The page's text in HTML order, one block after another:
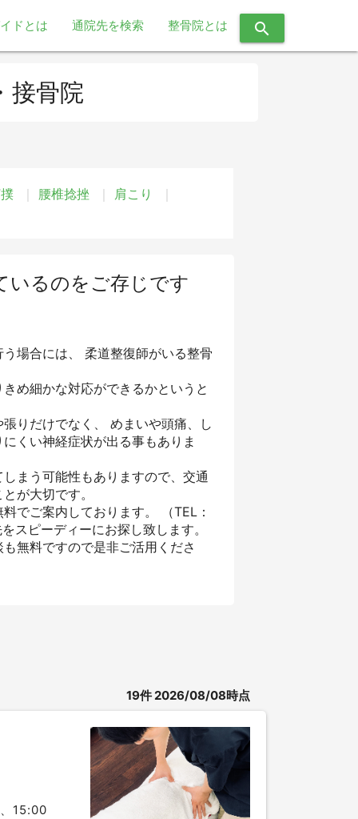
ドとは 通院先を検索 整骨院とは search
接骨院
腰椎捻挫 肩こり
いるのをご存じです
場合には、 柔道整復師がいる整骨
め細かな対応ができるかというと
りだけでなく、 めまいや頭痛、し
くい神経症状が出る事もありま
まう可能性もありますので、交通
が大切です。
でご案内しております。 （TEL：
スピーディーにお探し致します。
無料ですので是非ご活用くださ
19件2026/08/08時点
15:00